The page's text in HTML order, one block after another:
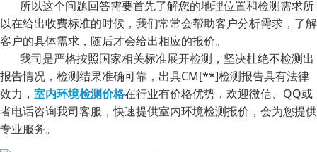
所以这个问题回答需要首先了解您的地理位置和检测需求所
以在给出收费标准的时候，我们常常会帮助客户分析需求，了解
客户的具体需求，随后才会给出相应的报价。
我司是严格按照国家相关标准展开检测，坚决杜绝不检测出
报告情况，检测结果准确可靠，出具CM[**]检测报告具有法律
效力， 室内环境检测价格在行业有价格优势，欢迎微信、QQ或
者电话咨询我司客服，快速提供室内环境检测报价，会为您提供
专业服务。